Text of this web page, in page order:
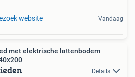
website Vandaag
met elektrische lattenbodem
Details